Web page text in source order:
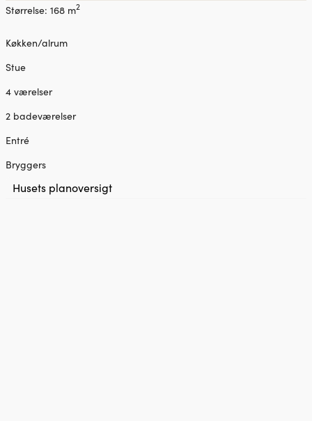
Størrelse: 168 m2
Køkken/alrum
Stue
4 værelser
2 badeværelser
Entré
Bryggers